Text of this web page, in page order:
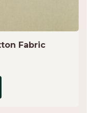
Fabric